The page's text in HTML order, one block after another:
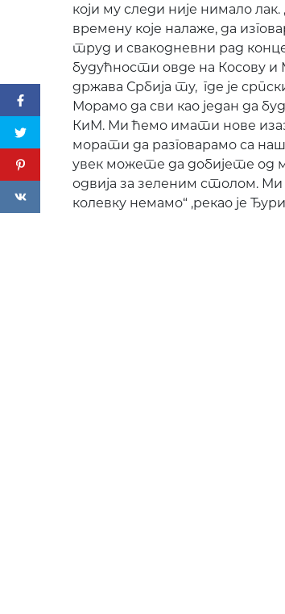
који му следи није нимало
времену којe налаже, да
труд и свакодневни рад
будућности овде на Косову и
држава Србија ту, где је
Морамо да сви као један да
КиМ. Ми ћемо имати нове
морати да разговарамо са
увек можете да добијете од
одвија за зеленим столом.
колевку немамо“ ,рекао је